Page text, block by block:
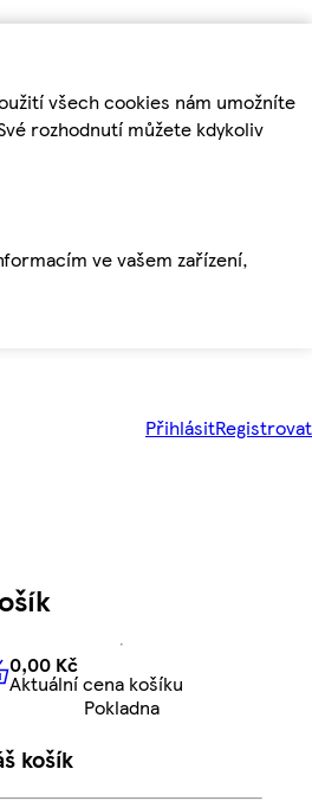
všech cookies nám umožníte
rozhodnutí můžete kdykoliv
ve vašem zařízení,
PřihlásitRegistrovat
0,00 KčAktuální cena košíku
0,00 Kč
Aktuální cena košíku
Pokladna
košík